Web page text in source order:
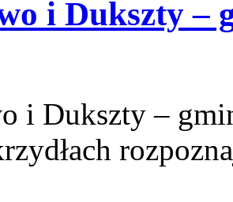
i Dukszty –
i Dukszty –